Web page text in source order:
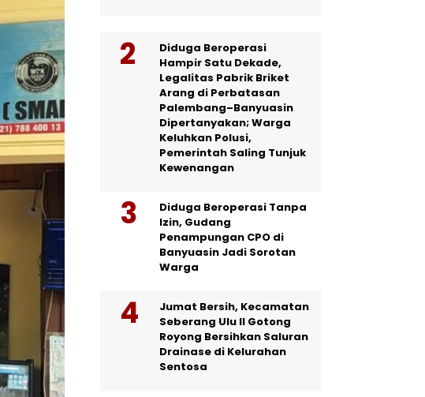
Diduga Beroperasi
Hampir Satu Dekade,
Legalitas Pabrik Briket
Arang di Perbatasan
Palembang–Banyuasin
Dipertanyakan; Warga
Keluhkan Polusi,
Pemerintah Saling Tunjuk
Kewenangan
Diduga Beroperasi Tanpa
Izin, Gudang
Penampungan CPO di
Banyuasin Jadi Sorotan
Warga
Jumat Bersih, Kecamatan
Seberang Ulu II Gotong
Royong Bersihkan Saluran
Drainase di Kelurahan
Sentosa